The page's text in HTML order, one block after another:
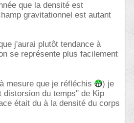
que la densité est
gravitationnel est autant
j'aurai plutôt tendance à
se représente plus facilement
mesure que je réfléchis
) je
du temps" de Kip
était du à la densité du corps